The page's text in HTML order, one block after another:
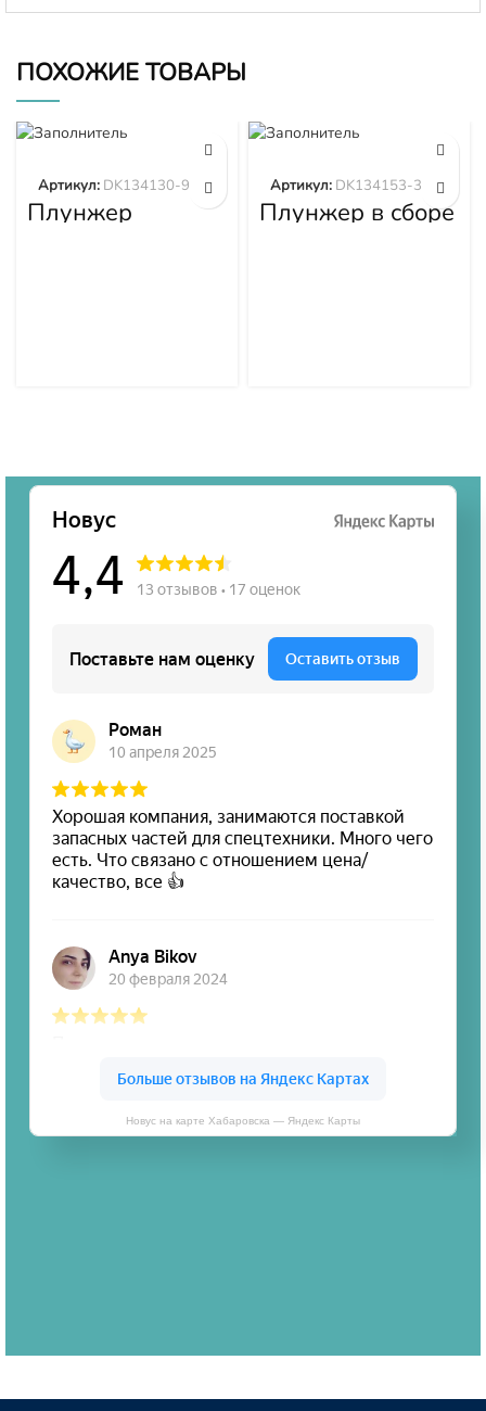
ПОХОЖИЕ ТОВАРЫ
Плунжер
DK134130-9320
Артикул: DK134130-9320
Плунжер в сборе
DK134153-3520
Артикул: DK134153-3520
Новус на карте Хабаровска — Яндекс Карты